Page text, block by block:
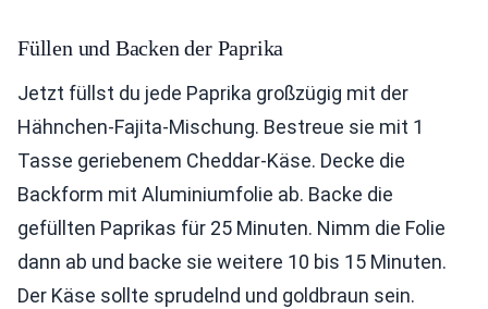
Füllen und Backen der Paprika
Jetzt füllst du jede Paprika großzügig mit der
Hähnchen-Fajita-Mischung. Bestreue sie mit 1
Tasse geriebenem Cheddar-Käse. Decke die
Backform mit Aluminiumfolie ab. Backe die
gefüllten Paprikas für 25 Minuten. Nimm die Folie
dann ab und backe sie weitere 10 bis 15 Minuten.
Der Käse sollte sprudelnd und goldbraun sein.